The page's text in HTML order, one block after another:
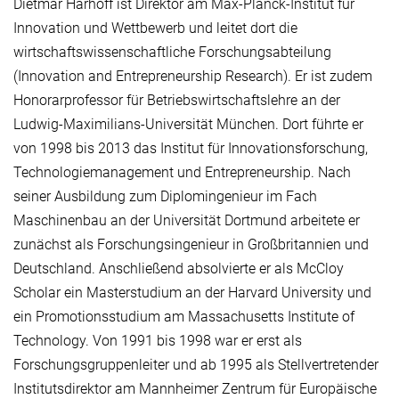
Dietmar Harhoff ist Direktor am Max-Planck-Institut für
Innovation und Wettbewerb und leitet dort die
wirtschaftswissenschaftliche Forschungsabteilung
(Innovation and Entrepreneurship Research). Er ist zudem
Honorarprofessor für Betriebswirtschaftslehre an der
Ludwig-Maximilians-Universität München. Dort führte er
von 1998 bis 2013 das Institut für Innovationsforschung,
Technologiemanagement und Entrepreneurship. Nach
seiner Ausbildung zum Diplomingenieur im Fach
Maschinenbau an der Universität Dortmund arbeitete er
zunächst als Forschungsingenieur in Großbritannien und
Deutschland. Anschließend absolvierte er als McCloy
Scholar ein Masterstudium an der Harvard University und
ein Promotionsstudium am Massachusetts Institute of
Technology. Von 1991 bis 1998 war er erst als
Forschungsgruppenleiter und ab 1995 als Stellvertretender
Institutsdirektor am Mannheimer Zentrum für Europäische